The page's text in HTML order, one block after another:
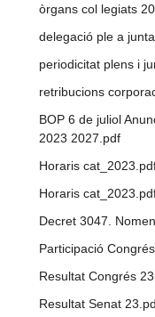
òrgans col legiats
delegació ple a
periodicitat plens i
retribucions
BOP 6 de juliol
2023 2027.pdf
Horaris
Horaris
Decret 3047.
Participació
Resultat Congrés
Resultat Senat